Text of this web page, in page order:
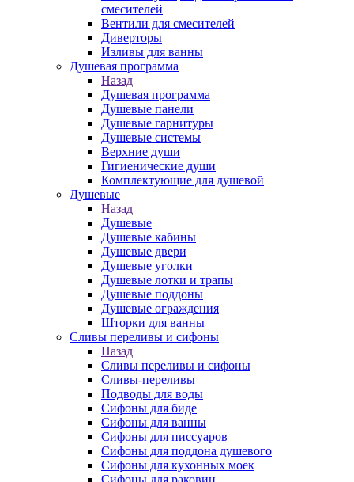
смесителей
Вентили для смесителей
Диверторы
Изливы для ванны
Душевая программа
Назад
Душевая программа
Душевые панели
Душевые гарнитуры
Душевые системы
Верхние души
Гигиенические души
Комплектующие для душевой
Душевые
Назад
Душевые
Душевые кабины
Душевые двери
Душевые уголки
Душевые лотки и трапы
Душевые поддоны
Душевые ограждения
Шторки для ванны
Сливы переливы и сифоны
Назад
Сливы переливы и сифоны
Сливы-переливы
Подводы для воды
Сифоны для биде
Сифоны для ванны
Сифоны для писсуаров
Сифоны для поддона душевого
Сифоны для кухонных моек
Сифоны для раковин